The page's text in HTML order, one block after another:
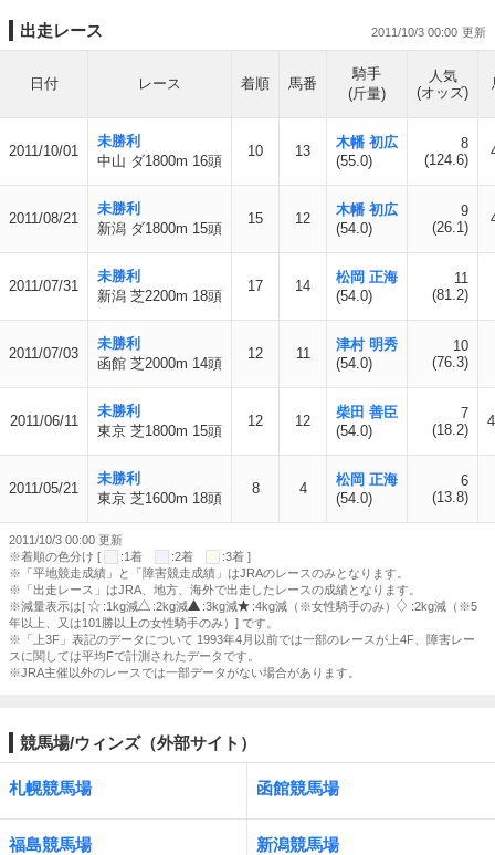
出走レース 2011/10/3 00:00
日付 レース 着順 馬番
騎手
(斤量)
人気
(オッズ)
2011/10/01
未勝利
中山 ダ1800m 16頭
10 13
木幡 初広
(55.0)
8
(124.6)
2011/08/21
未勝利
新潟 ダ1800m 15頭
15 12
木幡 初広
(54.0)
9
(26.1)
2011/07/31
未勝利
新潟 芝2200m 18頭
17 14
松岡 正海
(54.0)
11
(81.2)
2011/07/03
未勝利
函館 芝2000m 14頭
12 11
津村 明秀
(54.0)
10
(76.3)
2011/06/11
未勝利
東京 芝1800m 15頭
12 12
柴田 善臣
(54.0)
7
(18.2)
2011/05/21
未勝利
東京 芝1600m 18頭
8 4
松岡 正海
(54.0)
6
(13.8)
2011/10/3 00:00 更新
※着順の色分け [
:1着 :2着
:3着 ]
※「平地競走成績」と「障害競走成績」はJRAのレースのみとなります。
※「出走レース」はJRA、地方、海外で出走したレースの成績となります。
※減量表示は[
:1kg減 :2kg減 :3kg減 :4kg減（※女性騎手のみ）
:2kg減（※5
年以上、又は101勝以上の女性騎手のみ）] です。
※「上3F」表記のデータについて 1993年4月以前では一部のレースが上4F、障害レー
スに関しては平均Fで計測されたデータです。
※JRA主催以外のレースでは一部データがない場合があります。
競馬場/ウィンズ（外部サイト）
札幌競馬場 函館競馬場
福島競馬場 新潟競馬場